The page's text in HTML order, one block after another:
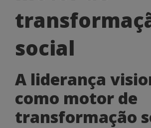
motor
de
transformação
social
A liderança
como motor de
transformação